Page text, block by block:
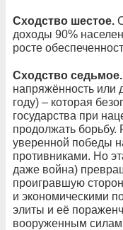
Сходство шестое.
доходы 90%
росте
Сходство седьмое.
напряжённость или
году) – которая
государства при
продолжать борьбу.
уверенной победы
противниками. Но
даже война)
проигравшую
и экономическими
элиты и её
вооруженным